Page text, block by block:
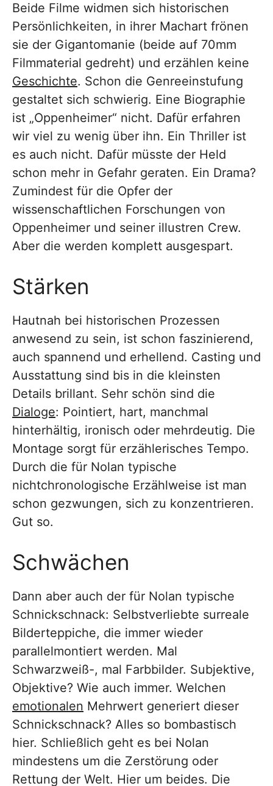
Beide Filme widmen sich historischen
Persönlichkeiten, in ihrer Machart frönen
sie der Gigantomanie (beide auf 70mm
Filmmaterial gedreht) und erzählen keine
Geschichte. Schon die Genreeinstufung
gestaltet sich schwierig. Eine Biographie
ist „Oppenheimer“ nicht. Dafür erfahren
wir viel zu wenig über ihn. Ein Thriller ist
es auch nicht. Dafür müsste der Held
schon mehr in Gefahr geraten. Ein Drama?
Zumindest für die Opfer der
wissenschaftlichen Forschungen von
Oppenheimer und seiner illustren Crew.
Aber die werden komplett ausgespart.
Stärken
Hautnah bei historischen Prozessen
anwesend zu sein, ist schon faszinierend,
auch spannend und erhellend. Casting und
Ausstattung sind bis in die kleinsten
Details brillant. Sehr schön sind die
Dialoge: Pointiert, hart, manchmal
hinterhältig, ironisch oder mehrdeutig. Die
Montage sorgt für erzählerisches Tempo.
Durch die für Nolan typische
nichtchronologische Erzählweise ist man
schon gezwungen, sich zu konzentrieren.
Gut so.
Schwächen
Dann aber auch der für Nolan typische
Schnickschnack: Selbstverliebte surreale
Bilderteppiche, die immer wieder
parallelmontiert werden. Mal
Schwarzweiß-, mal Farbbilder. Subjektive,
Objektive? Wie auch immer. Welchen
emotionalen Mehrwert generiert dieser
Schnickschnack? Alles so bombastisch
hier. Schließlich geht es bei Nolan
mindestens um die Zerstörung oder
Rettung der Welt. Hier um beides. Die